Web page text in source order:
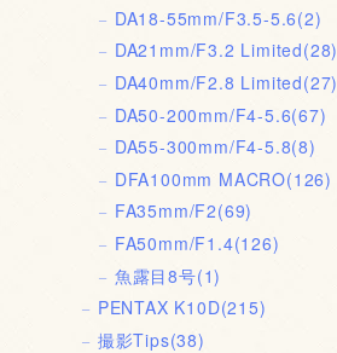
DA18-55mm/F3.5-5.6(2)
DA21mm/F3.2 Limited(28)
DA40mm/F2.8 Limited(27)
DA50-200mm/F4-5.6(67)
DA55-300mm/F4-5.8(8)
DFA100mm MACRO(126)
FA35mm/F2(69)
FA50mm/F1.4(126)
魚露目8号(1)
PENTAX K10D(215)
撮影Tips(38)